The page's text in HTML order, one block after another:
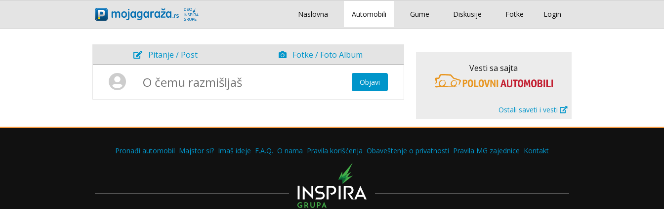
Login
Naslovna Automobili Gume Diskusije Fotke
Pitanje / Post Fotke / Foto Album
Objavi
Vesti sa sajta
Ostali saveti i vesti
Pronađi automobil Majstor si? Imaš ideje F.A.Q. O nama Pravila korišćenja Obaveštenje o privatnosti Pravila MG zajednice Kontakt